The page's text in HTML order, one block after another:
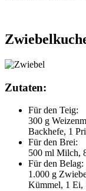
Zutaten:
Für den Teig:
300 g
Backhefe, 1
Für den Brei:
500 ml Milch,
Für den Belag:
1.000 g
Kümmel, 1 Ei,